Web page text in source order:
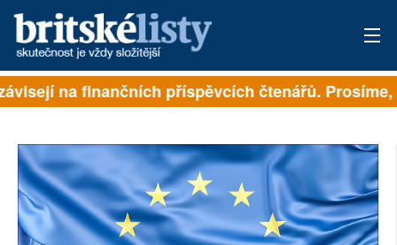
PŘIHLÁSIT
ARCHIV
ROZHOVORY
na finančních příspěvcích čtenářů. Prosíme,